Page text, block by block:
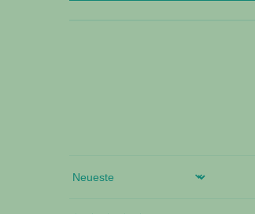
Sort by